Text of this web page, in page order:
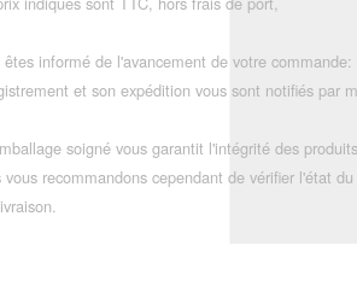
êtes informé de l'avancement de votre commande:
et son expédition vous sont notifiés par
soigné vous garantit l'intégrité des
vous recommandons cependant de vérifier l'état